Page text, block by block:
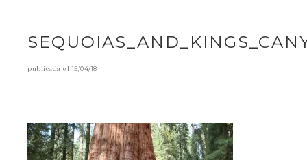
publicada el15/04/18